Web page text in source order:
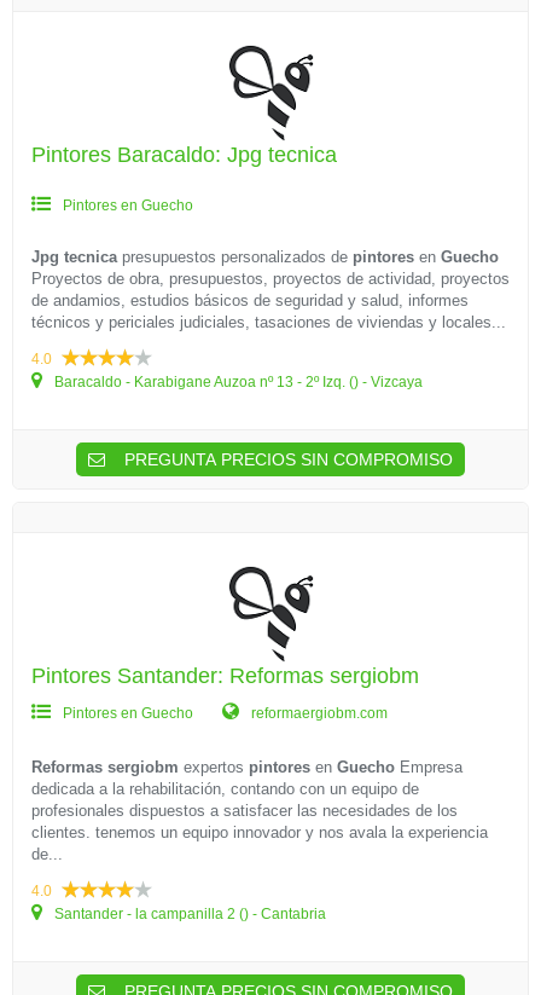
Pintores Baracaldo: Jpg tecnica
Pintores en Guecho
Jpg tecnicapresupuestos personalizados de pintores en Guecho
Proyectos de obra, presupuestos, proyectos de actividad, proyectos
de andamios, estudios básicos de seguridad y salud, informes
técnicos y periciales judiciales, tasaciones de viviendas y locales...
4.0
Baracaldo - Karabigane Auzoa nº 13 - 2º Izq. () - Vizcaya
PREGUNTA PRECIOS SIN COMPROMISO
Pintores Santander: Reformas sergiobm
Pintores en Guecho reformaergiobm.com
Reformas sergiobm expertos pintores en Guecho Empresa
dedicada a la rehabilitación, contando con un equipo de
profesionales dispuestos a satisfacer las necesidades de los
clientes. tenemos un equipo innovador y nos avala la experiencia
de...
4.0
Santander - la campanilla 2 () - Cantabria